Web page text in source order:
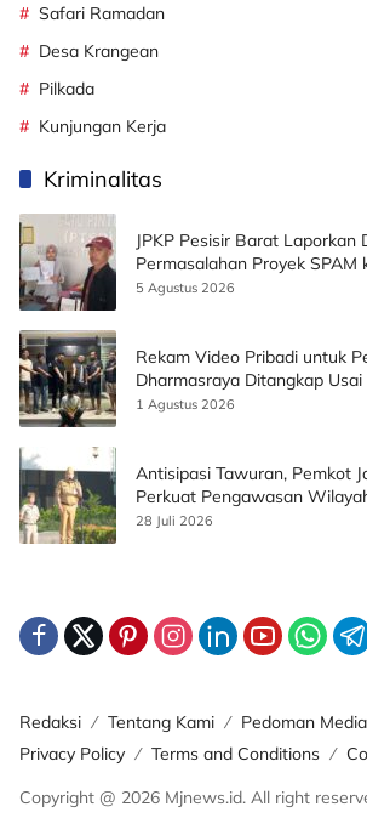
Safari Ramadan
Desa Krangean
Pilkada
Kunjungan Kerja
Kriminalitas
JPKP Pesisir Barat Laporkan
Permasalahan Proyek SPAM
5 Agustus 2026
Rekam Video Pribadi untuk
Dharmasraya Ditangkap
Korban
1 Agustus 2026
Antisipasi Tawuran, Pemkot
Perkuat Pengawasan
Publik
28 Juli 2026
Redaksi Tentang Kami
Pedoman
Privacy Policy
Terms and Conditions
Copyright @ 2026 Mjnews.id. All right